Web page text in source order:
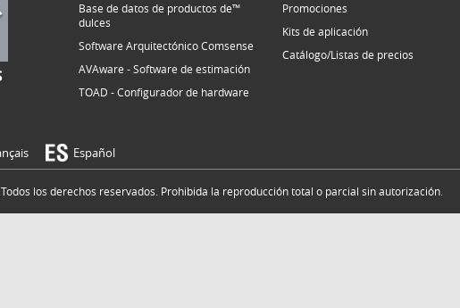
Base de datos de productos de™
dulces
Software Arquitectónico Comsense
AVAware - Software de estimación
TOAD - Configurador de hardware
Promociones
Kits de aplicación
Catálogo/Listas de precios
Español
los derechos reservados. Prohibida la reproducción total o parcial sin autorización.